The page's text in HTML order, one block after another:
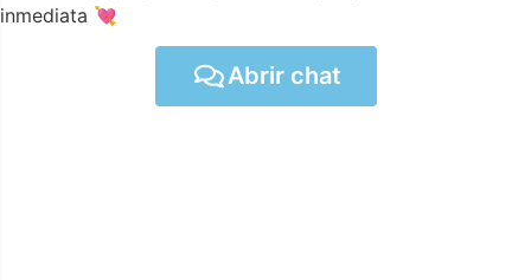
inmediata 💘
Abrir chat